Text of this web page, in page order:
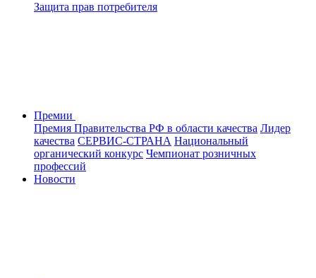
Защита прав потребителя
Премии
Премия Правительства РФ в области качества Лидер
качества СЕРВИС-СТРАНА Национальный
органический конкурс Чемпионат розничных
профессий
Новости